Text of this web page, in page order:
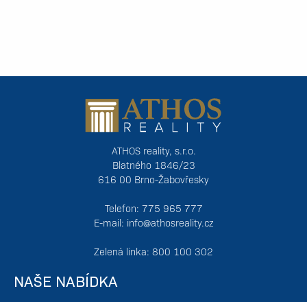
ATHOS reality, s.r.o.
Blatného 1846/23
616 00 Brno-Žabovřesky
Telefon: 775 965 777
E-mail: info@athosreality.cz
Zelená linka: 800 100 302
NAŠE NABÍDKA